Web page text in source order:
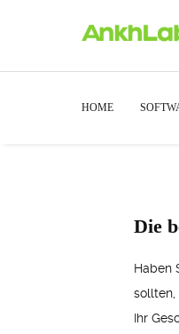
HOME
Die
Haben
sollten,
Ihr